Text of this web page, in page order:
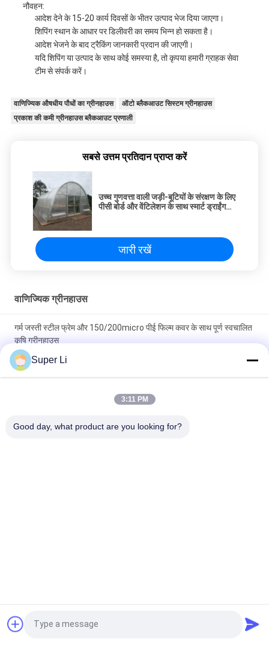
नौवहन:
आदेश देने के 15-20 कार्य दिवसों के भीतर उत्पाद भेज दिया जाएगा।
शिपिंग स्थान के आधार पर डिलीवरी का समय भिन्न हो सकता है।
आदेश भेजने के बाद ट्रैकिंग जानकारी प्रदान की जाएगी।
यदि शिपिंग या उत्पाद के साथ कोई समस्या है, तो कृपया हमारी ग्राहक सेवा
टीम से संपर्क करें।
वाणिज्यिक औषधीय पौधों का ग्रीनहाउस
ऑटो ब्लैकआउट सिस्टम ग्रीनहाउस
प्रकाश की कमी ग्रीनहाउस ब्लैकआउट प्रणाली
सबसे उत्तम प्रतिदान प्राप्त करें
उच्च गुणवत्ता वाली जड़ी-बूटियों के संरक्षण के लिए
पीसी बोर्ड और वेंटिलेशन के साथ स्मार्ट ड्राईंग
जारी रखें
वाणिज्यिक ग्रीनहाउस
गर्म जस्ती स्टील फ्रेम और 150/200micro पीई फिल्म कवर के साथ पूर्ण स्वचालित
कृषि ग्रीनहाउस
गर्म डुबकी गैल्वेनाइज्ड स्टील ट्यूब फ्रेम और 150/200माइक्रो पीई फिल्म कवरिंग के
साथ सिंगल स्पैन हाई टनल ग्रीनहाउस, जिसमें मैनुअल या इलेक्ट्रिक रोल अप
माइक्रोन पीई फिल्म कवरिंग के साथ मैनुअल या इलेक्ट्रिक रोल-अप वेंटिलेशन के साथ
वेनलो ग्लास ग्रीनहाउस
Super Li
3:11 PM
Good day, what product are you looking for?